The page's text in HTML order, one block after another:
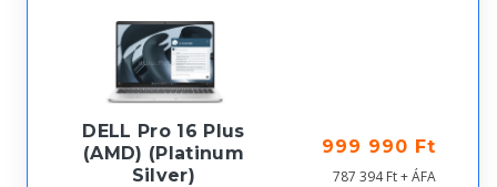
DELL Pro 16 Plus
(AMD) (Platinum
Silver)
999 990 Ft
787 394 Ft + ÁFA